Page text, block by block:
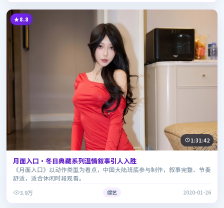
8.8
1:31:42
月面入口·冬日典藏系列温情叙事引人入胜
《月面入口》以动作类型为看点，中国大陆班底参与制作，叙事完整、节奏
舒适，适合休闲时段观看。
3.9万
综艺 2020-01-26